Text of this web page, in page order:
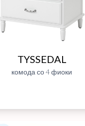
TYSSEDAL
комода со 4 фиоки